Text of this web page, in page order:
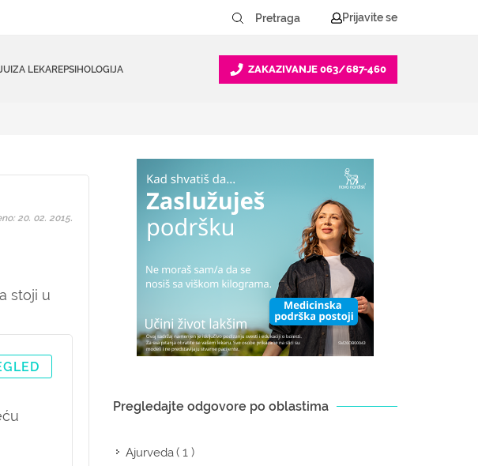
Prijavite se
ZA LEKAREPSIHOLOGIJA ZAKAZIVANJE 063/687-460
stoji u
20. 02. 2015.
Pregledajte odgovore po oblastima
Ajurveda( 1 )